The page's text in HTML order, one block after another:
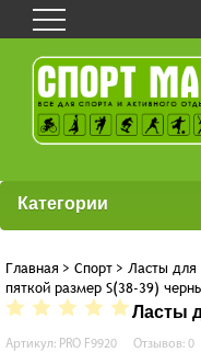
Категории
Главная > Спорт > Ласты для
пяткой размер S(38-39)
Ласты
Артикул: PRO F9920 Отзывов: 0